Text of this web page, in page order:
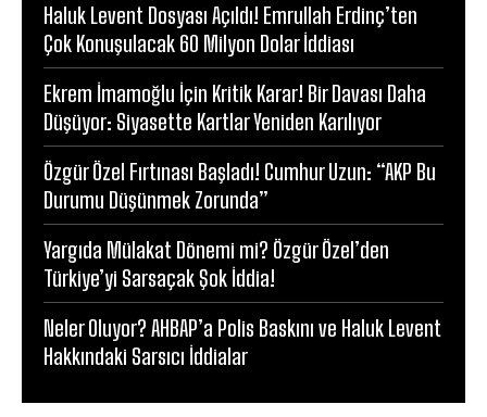
Haluk Levent Dosyası Açıldı! Emrullah Erdinç’ten
Çok Konuşulacak 60 Milyon Dolar İddiası
Ekrem İmamoğlu İçin Kritik Karar! Bir Davası Daha
Düşüyor: Siyasette Kartlar Yeniden Karılıyor
Özgür Özel Fırtınası Başladı! Cumhur Uzun: “AKP Bu
Durumu Düşünmek Zorunda”
Yargıda Mülakat Dönemi mi? Özgür Özel’den
Türkiye’yi Sarsaçak Şok İddia!
Neler Oluyor? AHBAP’a Polis Baskını ve Haluk Levent
Hakkındaki Sarsıcı İddialar